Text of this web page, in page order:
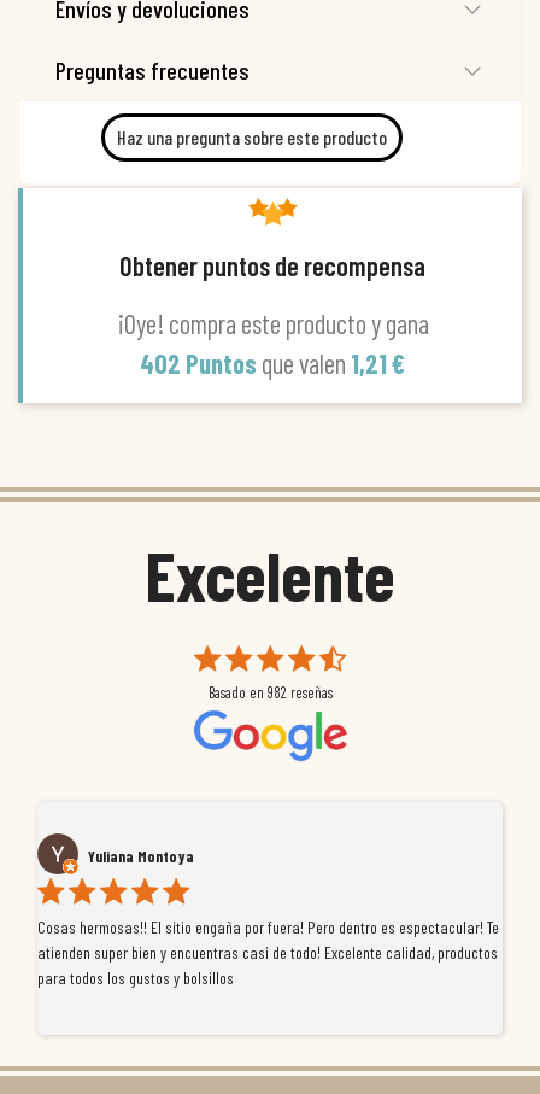
Envíos y devoluciones
Preguntas frecuentes
Haz una pregunta sobre este producto
Obtener puntos de recompensa
¡Oye! compra este producto y gana
402 Puntos que valen 1,21 €
Excelente
Basado en 982 reseñas
Yuliana Montoya
Cosas hermosas!! El sitio engaña por fuera! Pero dentro es espectacular! Te
atienden super bien y encuentras casi de todo! Excelente calidad, productos
para todos los gustos y bolsillos